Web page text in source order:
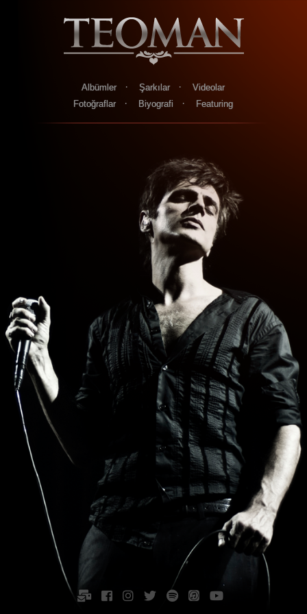
Albümler · Şarkılar ·
Videolar
Fotoğraflar
· Biyografi · Featuring